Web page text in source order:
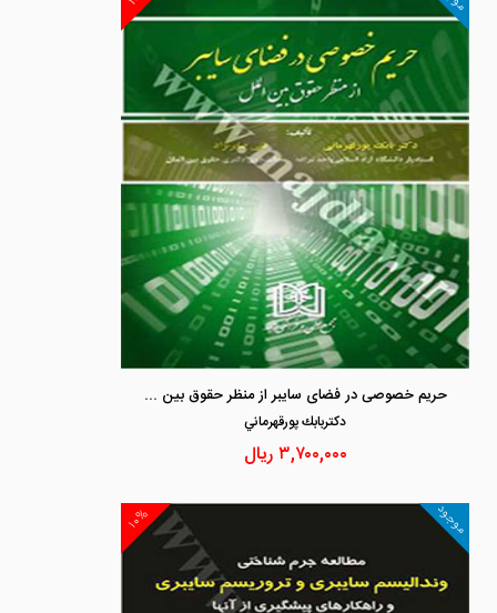
حریم خصوصی در فضای سایبر از منظر حقوق بین الملل
دكتربابك پورقهرماني
۳,۷۰۰,۰۰۰ریال
۱۰% موجود